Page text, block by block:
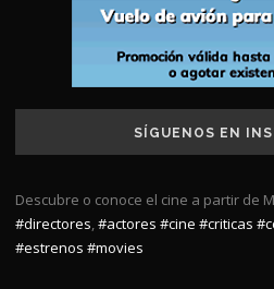
SÍGUENOS EN
Descubre o conoce el cine a partir de
#directores,#actores #cine #criticas
#estrenos #movies